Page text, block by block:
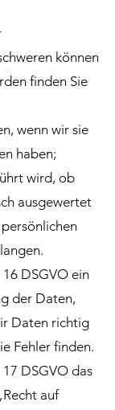
können
finden Sie
wenn wir sie
haben;
wird, ob
ausgewertet
DSGVO ein
der Daten,
Daten richtig
Fehler finden.
DSGVO das
auf